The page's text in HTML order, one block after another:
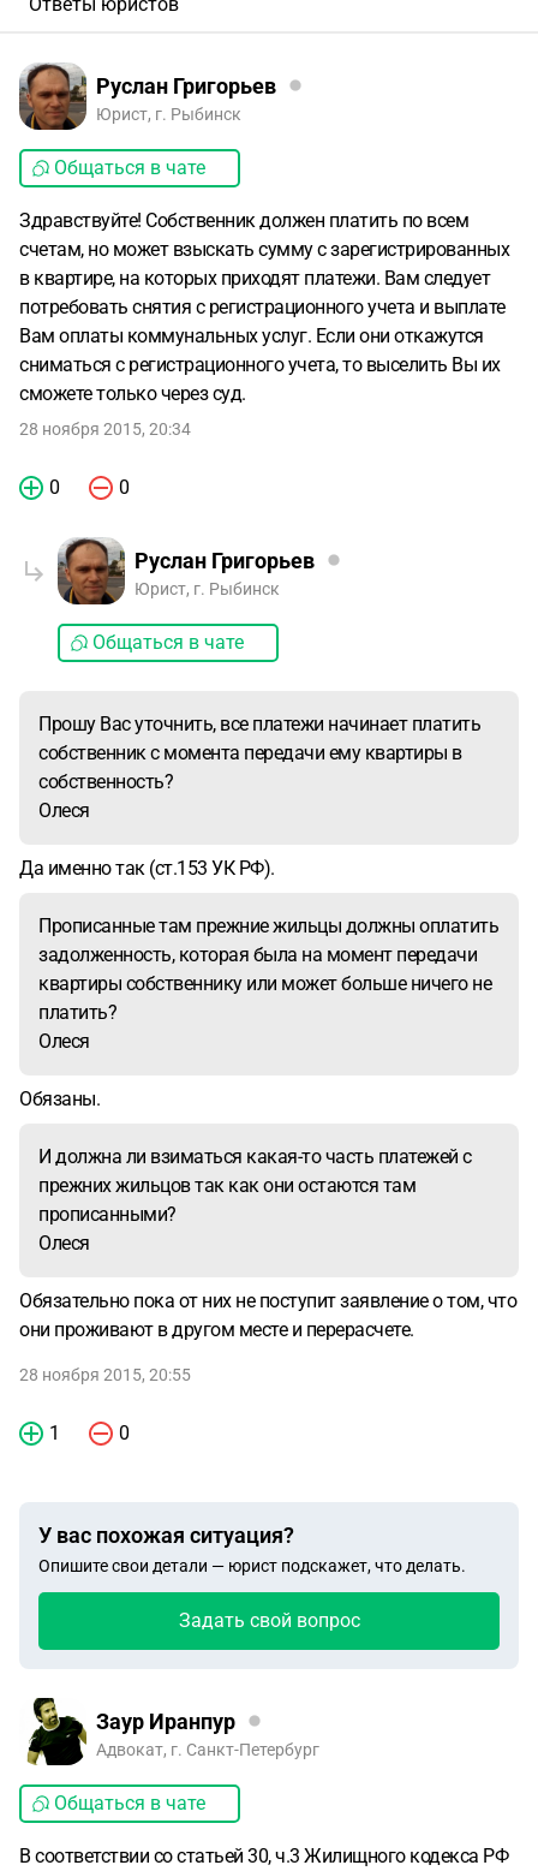
Руслан Григорьев
Юрист, г. Рыбинск
Общаться в чате
Здравствуйте! Собственник должен платить по всем
счетам, но может взыскать сумму с зарегистрированных
в квартире, на которых приходят платежи. Вам следует
потребовать снятия с регистрационного учета и выплате
Вам оплаты коммунальных услуг. Если они откажутся
сниматься с регистрационного учета, то выселить Вы их
сможете только через суд.
28 ноября 2015, 20:34
0 0
Руслан Григорьев
Юрист, г. Рыбинск
Общаться в чате
Прошу Вас уточнить, все платежи начинает платить
собственник с момента передачи ему квартиры в
собственность?
Олеся
Да именно так (ст.153 УК РФ).
Прописанные там прежние жильцы должны оплатить
задолженность, которая была на момент передачи
квартиры собственнику или может больше ничего не
платить?
Олеся
Обязаны.
И должна ли взиматься какая-то часть платежей с
прежних жильцов так как они остаются там
прописанными?
Олеся
Обязательно пока от них не поступит заявление о том, что
они проживают в другом месте и перерасчете.
28 ноября 2015, 20:55
1 0
У вас похожая ситуация?
Опишите свои детали — юрист подскажет, что делать.
Задать свой вопрос
Заур Иранпур
Адвокат, г. Санкт-Петербург
Общаться в чате
В соответствии со статьей 30, ч.3 Жилищного кодекса РФ